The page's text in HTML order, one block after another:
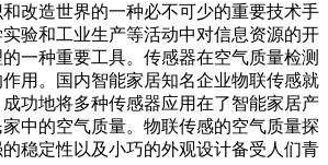
改造世界的一种必不可少的重要技术手
验和工业生产等活动中对信息资源的开
一种重要工具。传感器在空气质量检测
用。国内智能家居知名企业物联传感就
功地将多种传感器应用在了智能家居产
中的空气质量。物联传感的空气质量探
稳定性以及小巧的外观设计备受人们青